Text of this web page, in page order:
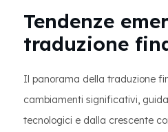
Tendenze
traduzione
Il panorama della traduzione
cambiamenti significativi,
tecnologici e dalla crescente